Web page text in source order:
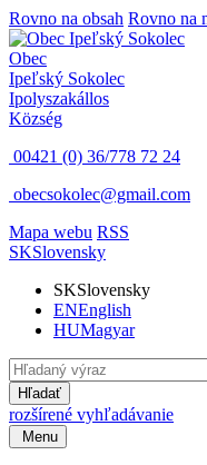
Rovno na obsah Rovno na
Obec
Ipeľský Sokolec
Ipolyszakállos
Község
00421 (0) 36/778 72 24
obecsokolec@gmail.com
Mapa webu RSS
SKSlovensky
SKSlovensky
ENEnglish
HUMagyar
Hľadať
rozšírené vyhľadávanie
Menu